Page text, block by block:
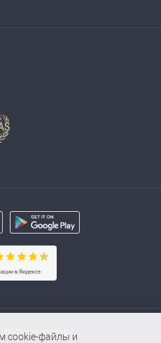
cookie-файлы и